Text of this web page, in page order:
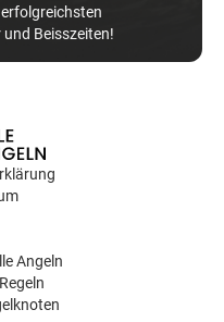
Beisszeiten!
Angeln